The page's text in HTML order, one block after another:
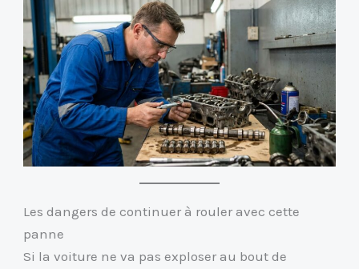
Les dangers de continuer à rouler avec cette
panne
Si la voiture ne va pas exploser au bout de